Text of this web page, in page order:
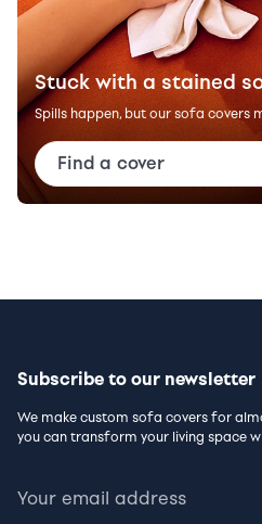
Stuck with a stained
Spills happen, but our sofa covers
Find a cover
Subscribe to our newsletter
We make custom sofa covers for
you can transform your living space